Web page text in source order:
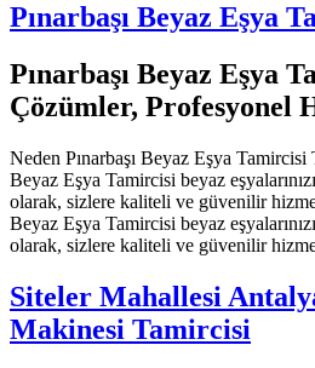
Pınarbaşı Beyaz Eşya
Pınarbaşı Beyaz Eşya
Çözümler, Profesyonel
Neden Pınarbaşı Beyaz Eşya Tamircisi
Beyaz Eşya Tamircisi beyaz
olarak, sizlere kaliteli ve güvenilir
Beyaz Eşya Tamircisi beyaz
olarak, sizlere kaliteli ve güvenilir
Siteler Mahallesi
Makinesi Tamircisi